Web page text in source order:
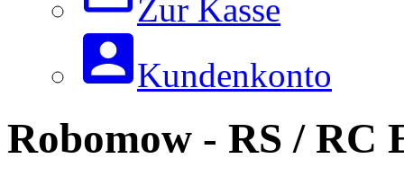
Zur Kasse
Kundenkonto
Robomow - RS / RC